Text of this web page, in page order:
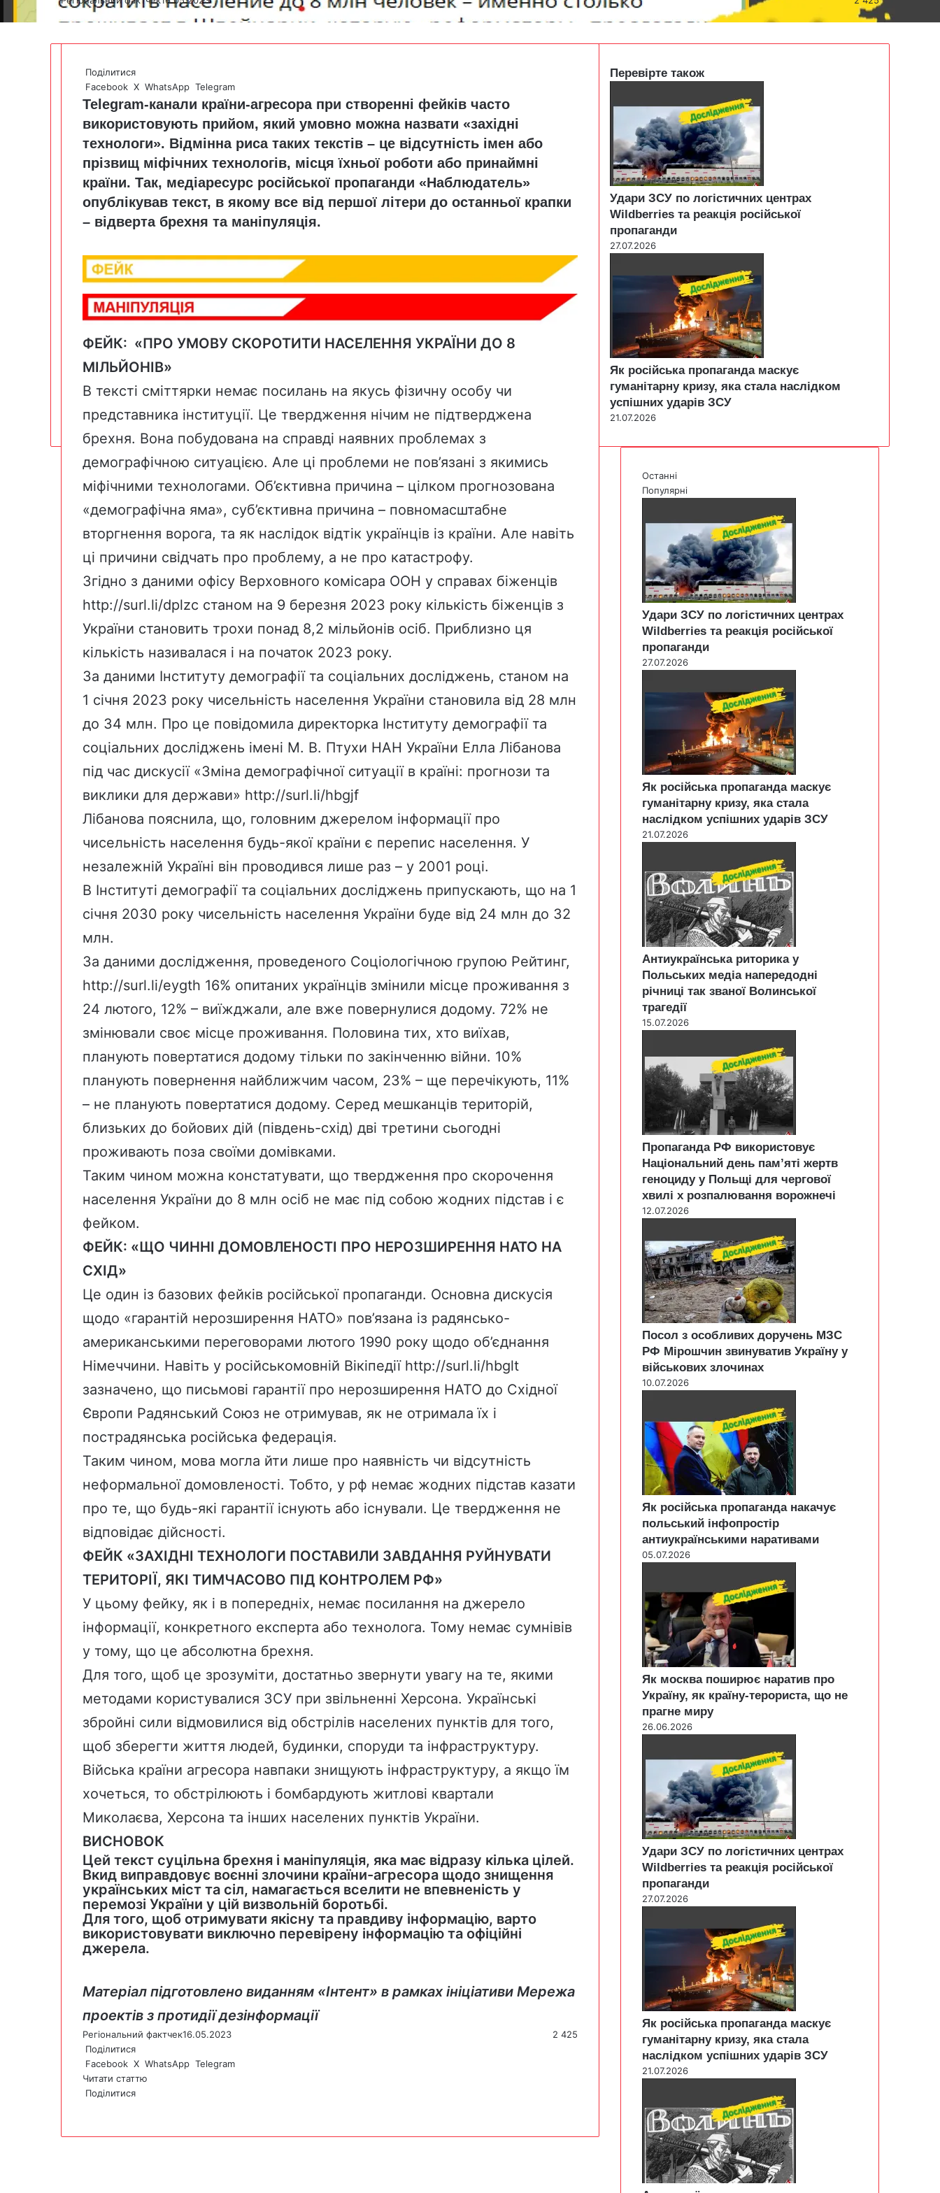
Поділитися
Facebook X WhatsApp Telegram
Telegram-канали країни-агресора при створенні фейків часто
використовують прийом, який умовно можна назвати «західні
технологи». Відмінна риса таких текстів – це відсутність імен або
прізвищ міфічних технологів, місця їхньої роботи або принаймні
країни. Так, медіаресурс російської пропаганди «Наблюдатель»
опублікував текст, в якому все від першої літери до останньої крапки
– відверта брехня та маніпуляція.
ФЕЙК: «ПРО УМОВУ СКОРОТИТИ НАСЕЛЕННЯ УКРАЇНИ ДО 8
МІЛЬЙОНІВ»
В тексті сміттярки немає посилань на якусь фізичну особу чи
представника інституції. Це твердження нічим не підтверджена
брехня. Вона побудована на справді наявних проблемах з
демографічною ситуацією. Але ці проблеми не пов’язані з якимись
міфічними технологами. Об’єктивна причина – цілком прогнозована
«демографічна яма», суб’єктивна причина – повномасштабне
вторгнення ворога, та як наслідок відтік українців із країни. Але навіть
ці причини свідчать про проблему, а не про катастрофу.
Згідно з даними офісу Верховного комісара ООН у справах біженців
http://surl.li/dplzc станом на 9 березня 2023 року кількість біженців з
України становить трохи понад 8,2 мільйонів осіб. Приблизно ця
кількість називалася і на початок 2023 року.
За даними Інституту демографії та соціальних досліджень, станом на
1 січня 2023 року чисельність населення України становила від 28 млн
до 34 млн. Про це повідомила директорка Інституту демографії та
соціальних досліджень імені М. В. Птухи НАН України Елла Лібанова
під час дискусії «Зміна демографічної ситуації в країні: прогнози та
виклики для держави» http://surl.li/hbgjf
Лібанова пояснила, що, головним джерелом інформації про
чисельність населення будь-якої країни є перепис населення. У
незалежній Україні він проводився лише раз – у 2001 році.
В Інституті демографії та соціальних досліджень припускають, що на 1
січня 2030 року чисельність населення України буде від 24 млн до 32
млн.
За даними дослідження, проведеного Соціологічною групою Рейтинг,
http://surl.li/eygth 16% опитаних українців змінили місце проживання з
24 лютого, 12% – виїжджали, але вже повернулися додому. 72% не
змінювали своє місце проживання. Половина тих, хто виїхав,
планують повертатися додому тільки по закінченню війни. 10%
планують повернення найближчим часом, 23% – ще перечікують, 11%
– не планують повертатися додому. Серед мешканців територій,
близьких до бойових дій (південь-схід) дві третини сьогодні
проживають поза своїми домівками.
Таким чином можна констатувати, що твердження про скорочення
населення України до 8 млн осіб не має під собою жодних підстав і є
фейком.
ФЕЙК: «ЩО ЧИННІ ДОМОВЛЕНОСТІ ПРО НЕРОЗШИРЕННЯ НАТО НА
СХІД»
Це один із базових фейків російської пропаганди. Основна дискусія
щодо «гарантій нерозширення НАТО» пов’язана із радянсько-
американськими переговорами лютого 1990 року щодо об’єднання
Німеччини. Навіть у російськомовній Вікіпедії http://surl.li/hbglt
зазначено, що письмові гарантії про нерозширення НАТО до Східної
Європи Радянський Союз не отримував, як не отримала їх і
пострадянська російська федерація.
Таким чином, мова могла йти лише про наявність чи відсутність
неформальної домовленості. Тобто, у рф немає жодних підстав казати
про те, що будь-які гарантії існують або існували. Це твердження не
відповідає дійсності.
ФЕЙК «ЗАХІДНІ ТЕХНОЛОГИ ПОСТАВИЛИ ЗАВДАННЯ РУЙНУВАТИ
ТЕРИТОРІЇ, ЯКІ ТИМЧАСОВО ПІД КОНТРОЛЕМ РФ»
У цьому фейку, як і в попередніх, немає посилання на джерело
інформації, конкретного експерта або технолога. Тому немає сумнівів
у тому, що це абсолютна брехня.
Для того, щоб це зрозуміти, достатньо звернути увагу на те, якими
методами користувалися ЗСУ при звільненні Херсона. Українські
збройні сили відмовилися від обстрілів населених пунктів для того,
щоб зберегти життя людей, будинки, споруди та інфраструктуру.
Війська країни агресора навпаки знищують інфраструктуру, а якщо їм
хочеться, то обстрілюють і бомбардують житлові квартали
Миколаєва, Херсона та інших населених пунктів України.
ВИСНОВОК
Цей текст суцільна брехня і маніпуляція, яка має відразу кілька цілей.
Вкид виправдовує воєнні злочини країни-агресора щодо знищення
українських міст та сіл, намагається вселити не впевненість у
перемозі України у цій визвольній боротьбі.
Для того, щоб отримувати якісну та правдиву інформацію, варто
використовувати виключно перевірену інформацію та офіційні
джерела.
Матеріал підготовлено виданням «Інтент» в рамках ініціативи Мережа
проектів з протидії дезінформації
Регіональний фактчек16.05.2023
2 425
Поділитися
Facebook X WhatsApp Telegram
Читати статтю
Поділитися
calb
i
Перевірте також
Удари ЗСУ по логістичних центрах
Wildberries та реакція російської
пропаганди
27.07.2026
Як російська пропаганда маскує
гуманітарну кризу, яка стала наслідком
успішних ударів ЗСУ
21.07.2026
Останні
Популярні
Удари ЗСУ по логістичних центрах
Wildberries та реакція російської
пропаганди
27.07.2026
Як російська пропаганда маскує
гуманітарну кризу, яка стала
наслідком успішних ударів ЗСУ
21.07.2026
Антиукраїнська риторика у
Польських медіа напередодні
річниці так званої Волинської
трагедії
15.07.2026
Пропаганда РФ використовує
Національний день пам’яті жертв
геноциду у Польщі для чергової
хвилі х розпалювання ворожнечі
12.07.2026
Посол з особливих доручень МЗС
РФ Мірошчин звинуватив Україну у
військових злочинах
10.07.2026
Як російська пропаганда накачує
польський інфопростір
антиукраїнськими наративами
05.07.2026
Як москва поширює наратив про
Україну, як країну-терориста, що не
прагне миру
26.06.2026
Удари ЗСУ по логістичних центрах
Wildberries та реакція російської
пропаганди
27.07.2026
Як російська пропаганда маскує
гуманітарну кризу, яка стала
наслідком успішних ударів ЗСУ
21.07.2026